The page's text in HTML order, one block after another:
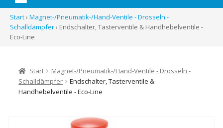
Menü
Start› Magnet-/Pneumatik-/Hand-Ventile - Drosseln -
Schalldämpfer› Endschalter, Tasterventile & Handhebelventile -
Eco-Line
Start
Magnet-/Pneumatik-/Hand-Ventile - Drosseln -
Schalldämpfer
Endschalter, Tasterventile &
Handhebelventile - Eco-Line